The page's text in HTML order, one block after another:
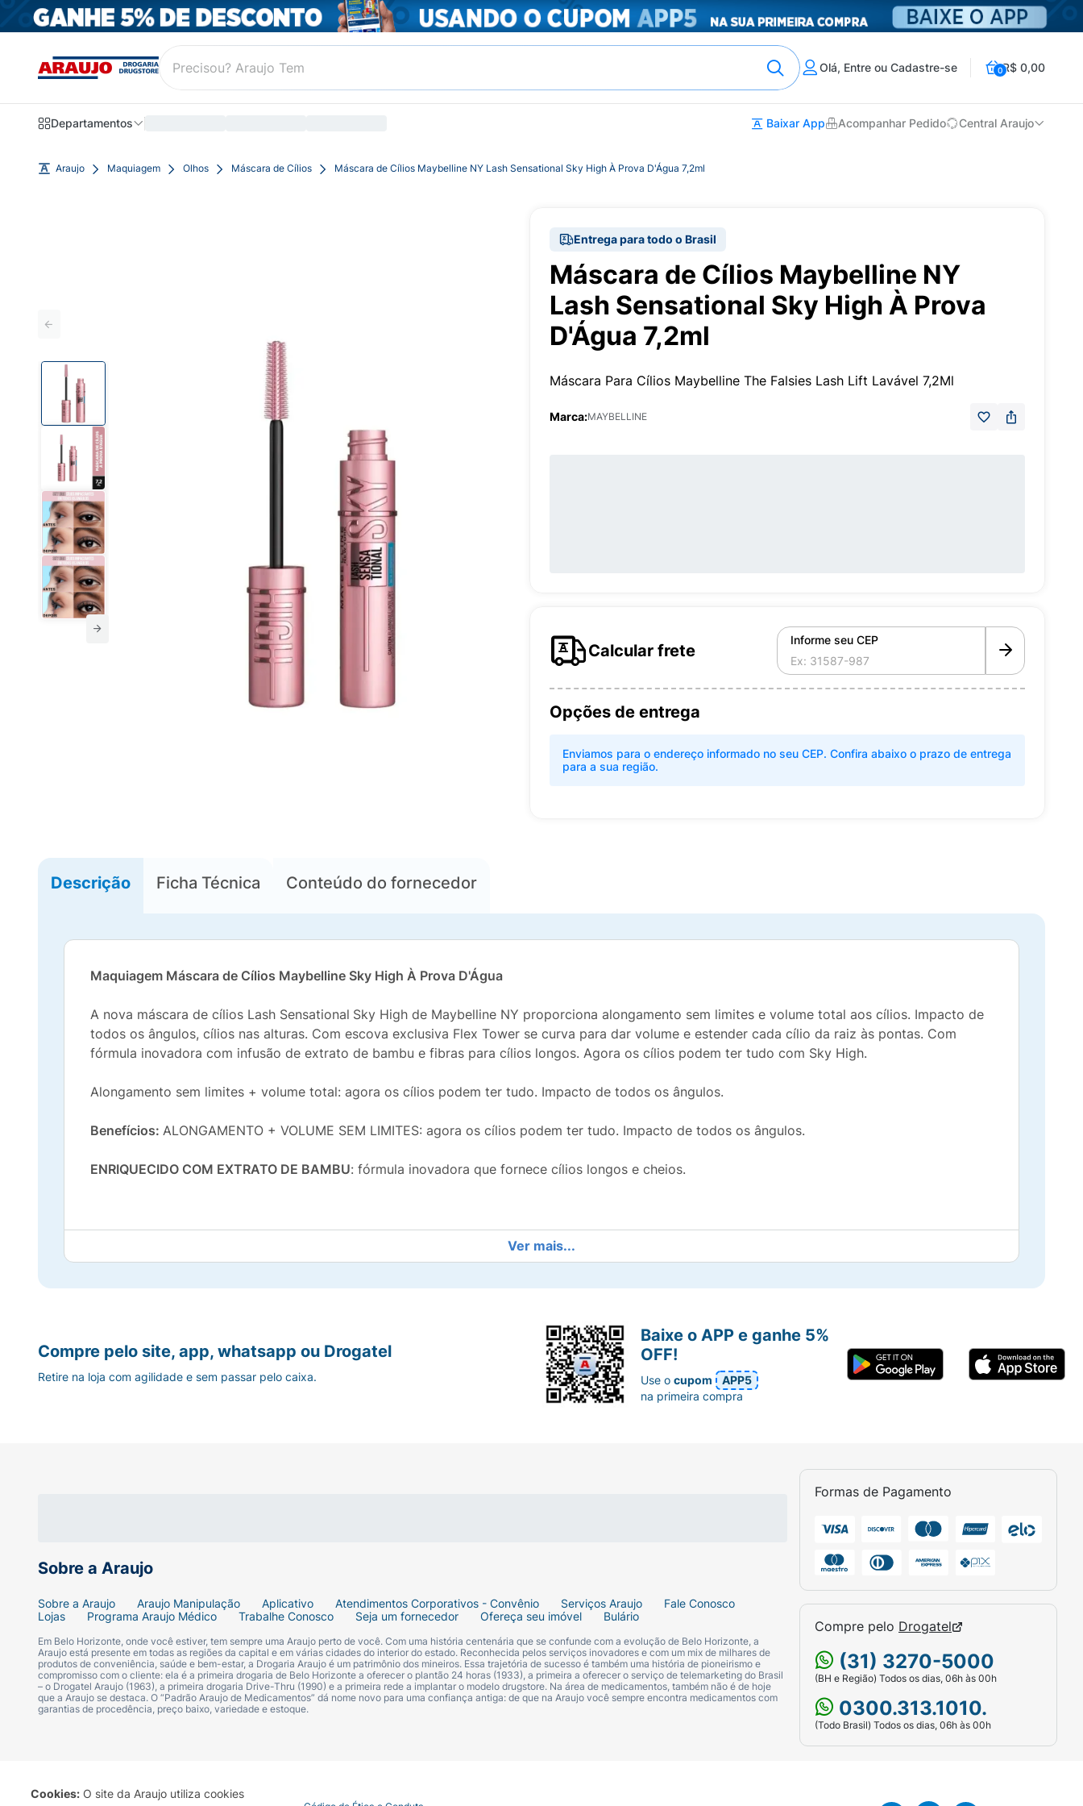
Cookies: O site da Araujo utiliza cookies
Olá, Entre ou Cadastre-se 0R$ 0,00
Departamentos Baixar App Acompanhar Pedido Central Araujo
Araujo Maquiagem Olhos Máscara de Cílios Máscara de Cílios Maybelline NY Lash Sensational Sky High À Prova D'Água 7,2ml
Entrega para todo o Brasil
Máscara de Cílios Maybelline NY
Lash Sensational Sky High À Prova
D'Água 7,2ml
Máscara Para Cílios Maybelline The Falsies Lash Lift Lavável 7,2Ml
Marca:MAYBELLINE
Calcular frete
Informe seu CEP
Opções de entrega
Enviamos para o endereço informado no seu CEP. Confira abaixo o prazo de entrega
para a sua região.
Descrição Ficha Técnica Conteúdo do fornecedor
Maquiagem Máscara de Cílios Maybelline Sky High À Prova D'Água
A nova máscara de cílios Lash Sensational Sky High de Maybelline NY proporciona alongamento sem limites e volume total aos cílios. Impacto de
todos os ângulos, cílios nas alturas. Com escova exclusiva Flex Tower se curva para dar volume e estender cada cílio da raiz às pontas. Com
fórmula inovadora com infusão de extrato de bambu e fibras para cílios longos. Agora os cílios podem ter tudo com Sky High.
Alongamento sem limites + volume total: agora os cílios podem ter tudo. Impacto de todos os ângulos.
Benefícios: ALONGAMENTO + VOLUME SEM LIMITES: agora os cílios podem ter tudo. Impacto de todos os ângulos.
ENRIQUECIDO COM EXTRATO DE BAMBU: fórmula inovadora que fornece cílios longos e cheios.
se curva para dar volume e estender cada cílio, da raiz às pontas.
A fórmula inovadora e o pincel exclusivo garantem um resultado de volume e alongamento, sem empelotar e sem borrar.
Máscara de cílios enriquecida com extrato de bambu que proporciona alongamento sem limites e volume total.
Tecnologia: Máscara de cílios enriquecida com extrato de bambu que proporciona alongamento sem limites e volume total
: INGREDIENTS G684936 AQUA / WATER / EAU, PROPYLENE GLYCOL, STYRENE/ACRYLATES/AMMONIUM METHACRYLATE
COPOLYMER, POLYURETHANE-35, CERA ALBA / BEESWAX / CIRE DABEILLE, SYNTHETIC FLUORPHLOGOPITE, GLYCERYL STEARATE, CETYL
CARNAUBA WAX / CIRE DE CARNAUBA, STEARIC ACID, PALMITIC ACID, ETHYLENE/VA COPOLYMER, ALCOHOL DENAT., PARAFFIN,
XANTHAN GUM, CAPRYLIC/CAPRIC TRIGLYCERIDE, SODIUM LAURETH SULFATE, DISODIUM EDTA, MYRISTIC ACID, TETRASODIUM EDTA,
PENTAERYTHRITYL TETRA-DI-T-BUTYL HYDROXYHYDROCINNAMATE, POTASSIUM SORBATE, SILICA, SOLUBLE COLLAGEN, BAMBUSA VULGARIS
EXTRACT, TRISODIUM EDTA
[+/- MAY CONTAIN / PEUT CONTENIR CI 77491, CI 77492, CI 77499 / IRON OXIDES, CI 77007 / ULTRAMARINES, MICA, CI 77891 / TITANIUM
DIOXIDE, CI 75470 / CARMINE, CI 77288 / CHROMIUM OXIDE GREENS, CI 77742 / MANGANESE VIOLET, CI 77510 / FERRIC FERROCYANIDE F.I.L.
Ver mais...
Sobre a Araujo
Sobre a Araujo Araujo Manipulação Aplicativo Atendimentos Corporativos - Convênio Serviços Araujo
Fale Conosco
Lojas
Programa Araujo Médico Trabalhe Conosco Seja um fornecedor Ofereça seu imóvel Bulário
Em Belo Horizonte, onde você estiver, tem sempre uma Araujo perto de você. Com uma história centenária que se confunde com a evolução de Belo Horizonte, a
Araujo está presente em todas as regiões da capital e em várias cidades do interior do estado. Reconhecida pelos serviços inovadores e com um mix de milhares de
produtos de conveniência, saúde e bem-estar, a Drogaria Araujo é um patrimônio dos mineiros. Essa trajetória de sucesso é também uma história de pioneirismo e
compromisso com o cliente: ela é a primeira drogaria de Belo Horizonte a oferecer o plantão 24 horas (1933), a primeira a oferecer o serviço de telemarketing do Brasil
– o Drogatel Araujo (1963), a primeira drogaria Drive-Thru (1990) e a primeira rede a implantar o modelo drugstore. Na área de medicamentos, também não é de hoje
que a Araujo se destaca. O “Padrão Araujo de Medicamentos” dá nome novo para uma confiança antiga: de que na Araujo você sempre encontra medicamentos com
garantias de procedência, preço baixo, variedade e estoque.
Formas de Pagamento
Compre pelo Drogatel
(31) 3270-5000
(BH e Região) Todos os dias, 06h às 00h
0300.313.1010.
(Todo Brasil) Todos os dias, 06h às 00h
Compre pelo site, app, whatsapp ou Drogatel
Retire na loja com agilidade e sem passar pelo caixa.
Baixe o APP e ganhe 5%
OFF!
Use ocupom
APP5
na primeira compra